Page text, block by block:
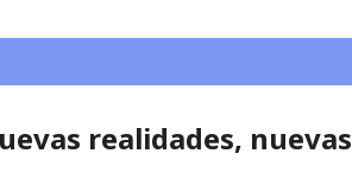
realidades, nuevas